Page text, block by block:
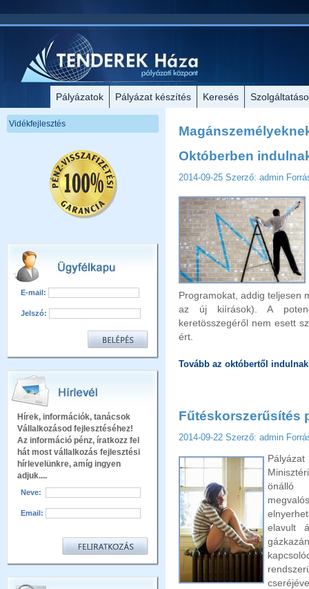
Pályázatok Pályázat készítés Keresés
Vidékfejlesztés
E-mail:
Jelszó:
Hírek, információk, tanácsok
Vállalkozásod fejlesztéséhez!
Az információ pénz, íratkozz fel
hát most vállalkozás fejlesztési
hírlevelünkre, amíg ingyen
adjuk....
Neve:
Email:
Októberben
2014-09-25 Szerző: admin
Programokat, addig teljesen
az új kiírások). A
keretösszegéről nem esett
ért.
Tovább az októbertől
Fűtéskorszerűsítés
2014-09-22 Szerző: admin
önálló
elavult